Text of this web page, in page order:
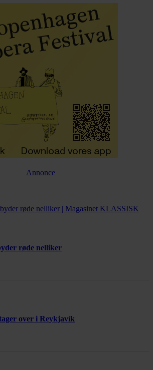
Annonce
røde nelliker
over i Reykjavík